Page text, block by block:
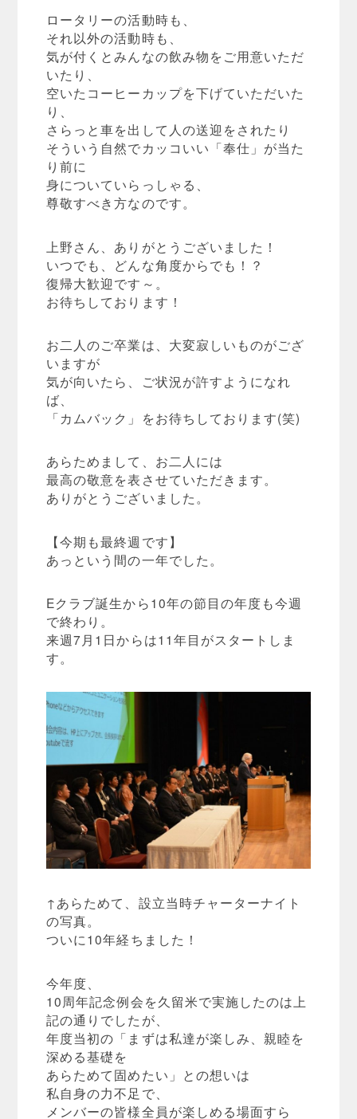
ロータリーの活動時も、
それ以外の活動時も、
気が付くとみんなの飲み物をご用意いただ
いたり、
空いたコーヒーカップを下げていただいた
り、
さらっと車を出して人の送迎をされたり
そういう自然でカッコいい「奉仕」が当た
り前に
身についていらっしゃる、
尊敬すべき方なのです。
上野さん、ありがとうございました！
いつでも、どんな角度からでも！？
復帰大歓迎です～。
お待ちしております！
お二人のご卒業は、大変寂しいものがござ
いますが
気が向いたら、ご状況が許すようになれ
ば、
「カムバック」をお待ちしております(笑)
あらためまして、お二人には
最高の敬意を表させていただきます。
ありがとうございました。
【今期も最終週です】
あっという間の一年でした。
Eクラブ誕生から10年の節目の年度も今週
で終わり。
来週7月1日からは11年目がスタートしま
す。
↑あらためて、設立当時チャーターナイト
の写真。
ついに10年経ちました！
今年度、
10周年記念例会を久留米で実施したのは上
記の通りでしたが、
年度当初の「まずは私達が楽しみ、親睦を
深める基礎を
あらためて固めたい」との想いは
私自身の力不足で、
メンバーの皆様全員が楽しめる場面すら